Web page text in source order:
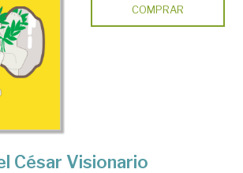
COMPRAR
César Visionario